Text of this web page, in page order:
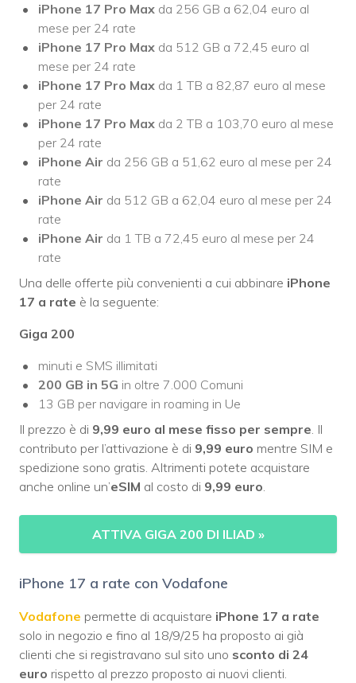
iPhone 17 Pro Max da 256 GB a 62,04 euro al
mese per 24 rate
iPhone 17 Pro Max da 512 GB a 72,45 euro al
mese per 24 rate
iPhone 17 Pro Max da 1 TB a 82,87 euro al mese
per 24 rate
iPhone 17 Pro Max da 2 TB a 103,70 euro al mese
per 24 rate
iPhone Air da 256 GB a 51,62 euro al mese per 24
rate
iPhone Air da 512 GB a 62,04 euro al mese per 24
rate
iPhone Air da 1 TB a 72,45 euro al mese per 24
rate
Una delle offerte più convenienti a cui abbinare iPhone
17 a rate è la seguente:
Giga 200
minuti e SMS illimitati
200 GB in 5G in oltre 7.000 Comuni
13 GB per navigare in roaming in Ue
Il prezzo è di 9,99 euro al mese fisso per sempre. Il
contributo per l’attivazione è di 9,99 euro mentre SIM e
spedizione sono gratis. Altrimenti potete acquistare
anche online un’eSIM al costo di 9,99 euro.
ATTIVA GIGA 200 DI ILIAD »
iPhone 17 a rate con Vodafone
Vodafone permette di acquistare iPhone 17 a rate
solo in negozio e fino al 18/9/25 ha proposto ai già
clienti che si registravano sul sito uno sconto di 24
euro rispetto al prezzo proposto ai nuovi clienti.